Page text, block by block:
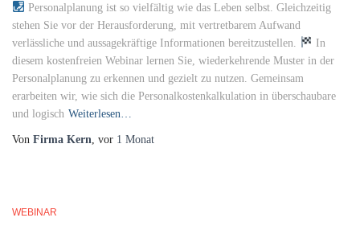
Personalplanung ist so vielfältig wie das Leben selbst. Gleichzeitig
stehen Sie vor der Herausforderung, mit vertretbarem Aufwand
verlässliche und aussagekräftige Informationen bereitzustellen.
In
diesem kostenfreien Webinar lernen Sie, wiederkehrende Muster in der
Personalplanung zu erkennen und gezielt zu nutzen. Gemeinsam
erarbeiten wir, wie sich die Personalkostenkalkulation in überschaubare
und logisch Weiterlesen…
Von Firma Kern , vor 1 Monat
WEBINAR